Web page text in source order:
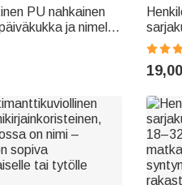
PU nahkainen
ja nimellä
kirjaihmisille ja